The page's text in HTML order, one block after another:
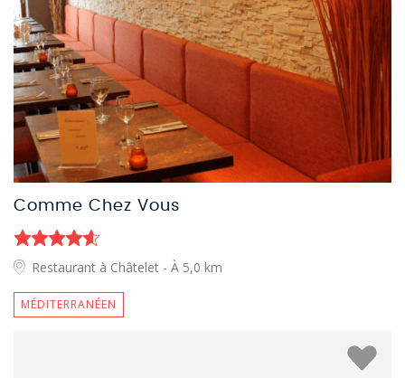
Comme Chez Vous
Restaurant à Châtelet - À 5,0 km
MÉDITERRANÉEN